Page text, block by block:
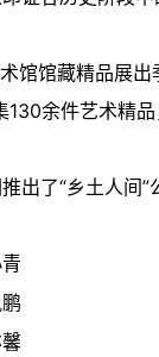
馆馆藏精品展
130余件艺术精
出了“乡土人间”